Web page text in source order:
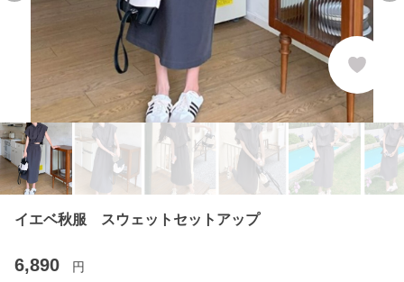
イエベ秋服 スウェットセットアップ
6,890 円